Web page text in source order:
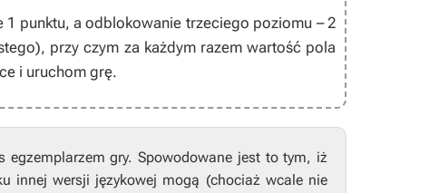
punktu, a odblokowanie trzeciego poziomu – 2
przy czym za każdym razem wartość pola
i uruchom grę.
egzemplarzem gry. Spowodowane jest to tym, iż
innej wersji językowej mogą (chociaż wcale nie